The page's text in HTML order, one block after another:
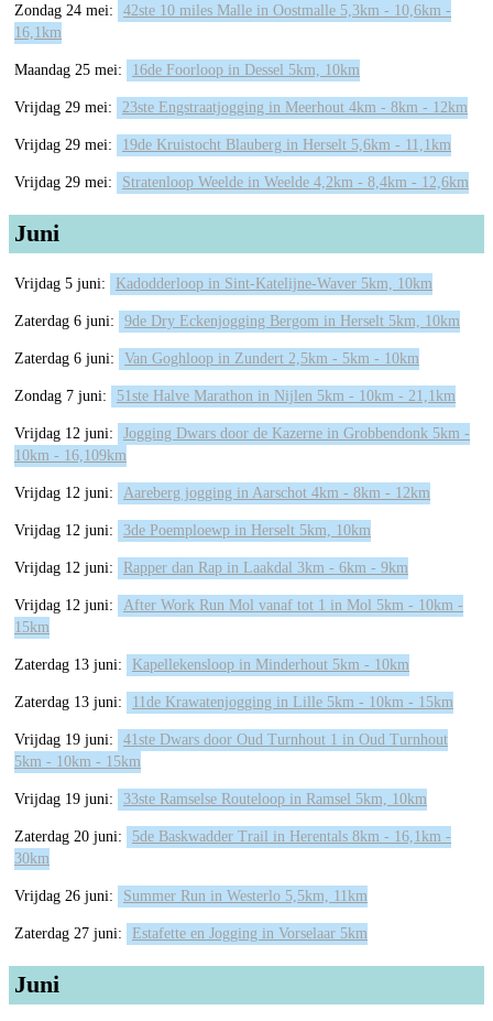
Zondag 24 mei:
42ste 10 miles Malle in Oostmalle 5,3km - 10,6km -
16,1km
Maandag 25 mei: 16de Foorloop in Dessel 5km, 10km
Vrijdag 29 mei: 23ste Engstraatjogging in Meerhout 4km - 8km - 12km
Vrijdag 29 mei: 19de Kruistocht Blauberg in Herselt 5,6km - 11,1km
Vrijdag 29 mei: Stratenloop Weelde in Weelde 4,2km - 8,4km - 12,6km
Juni
Vrijdag 5 juni: Kadodderloop in Sint-Katelijne-Waver 5km, 10km
Zaterdag 6 juni: 9de Dry Eckenjogging Bergom in Herselt 5km, 10km
Zaterdag 6 juni: Van Goghloop in Zundert 2,5km - 5km - 10km
Zondag 7 juni: 51ste Halve Marathon in Nijlen 5km - 10km - 21,1km
Vrijdag 12 juni:
Jogging Dwars door de Kazerne in Grobbendonk 5km -
10km - 16,109km
Vrijdag 12 juni: Aareberg jogging in Aarschot 4km - 8km - 12km
Vrijdag 12 juni: 3de Poemploewp in Herselt 5km, 10km
Vrijdag 12 juni: Rapper dan Rap in Laakdal 3km - 6km - 9km
Vrijdag 12 juni:
After Work Run Mol vanaf tot 1 in Mol 5km - 10km -
15km
Zaterdag 13 juni: Kapellekensloop in Minderhout 5km - 10km
Zaterdag 13 juni: 11de Krawatenjogging in Lille 5km - 10km - 15km
Vrijdag 19 juni:
41ste Dwars door Oud Turnhout 1 in Oud Turnhout
5km - 10km - 15km
Vrijdag 19 juni: 33ste Ramselse Routeloop in Ramsel 5km, 10km
Zaterdag 20 juni:
5de Baskwadder Trail in Herentals 8km - 16,1km -
30km
Vrijdag 26 juni: Summer Run in Westerlo 5,5km, 11km
Zaterdag 27 juni: Estafette en Jogging in Vorselaar 5km
Juni